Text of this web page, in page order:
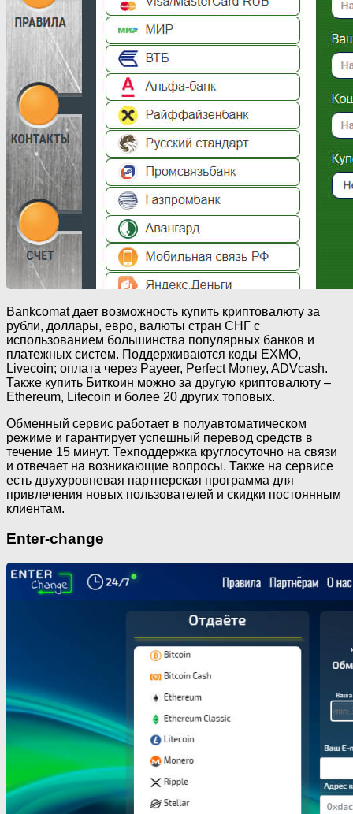
Bankcomat дает возможность купить криптовалюту за
рубли, доллары, евро, валюты стран СНГ с
использованием большинства популярных банков и
платежных систем. Поддерживаются коды EXMO,
Livecoin; оплата через Payeer, Perfect Money, ADVcash.
Также купить Биткоин можно за другую криптовалюту –
Ethereum, Litecoin и более 20 других топовых.
Обменный сервис работает в полуавтоматическом
режиме и гарантирует успешный перевод средств в
течение 15 минут. Техподдержка круглосуточно на связи
и отвечает на возникающие вопросы. Также на сервисе
есть двухуровневая партнерская программа для
привлечения новых пользователей и скидки постоянным
клиентам.
Enter-change